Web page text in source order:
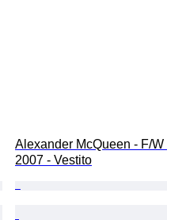
Alexander McQueen - F/W
2007 - Vestito